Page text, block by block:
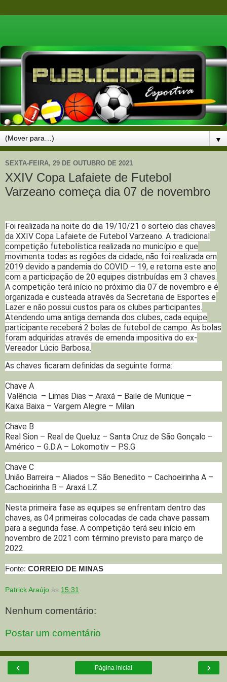
▼
SEXTA-FEIRA, 29 DE OUTUBRO DE 2021
XXIV Copa Lafaiete de Futebol
Varzeano começa dia 07 de novembro
Foi realizada na noite do dia 19/10/21 o sorteio das chaves
da XXIV Copa Lafaiete de Futebol Varzeano. A tradicional
competição futebolística realizada no município e que
movimenta todas as regiões da cidade, não foi realizada em
2019 devido a pandemia do COVID – 19, e retorna este ano
com a participação de 20 equipes distribuídas em 3 chaves.
A competição terá início no próximo dia 07 de novembro e é
organizada e custeada através da Secretaria de Esportes e
Lazer e não possui custos para os clubes participantes.
Atendendo uma antiga demanda dos clubes, cada equipe
participante receberá 2 bolas de futebol de campo. As bolas
foram adquiridas através de emenda impositiva do ex-
Vereador Lúcio Barbosa.
As chaves ficaram definidas da seguinte forma:
Chave A
Valência – Limas Dias – Araxá – Baile de Munique –
Kaixa Baixa – Vargem Alegre – Milan
Chave B
Real Sion – Real de Queluz – Santa Cruz de São Gonçalo –
Américo – G.D.A – Lokomotiv – P.S.G
Chave C
União Barreira – Aliados – São Benedito – Cachoeirinha A –
Cachoeirinha B – Araxá LZ
Nesta primeira fase as equipes se enfrentam dentro das
chaves, as 04 primeiras colocadas de cada chave passam
para a segunda fase. A competição terá seu início em
novembro de 2021 com término previsto para março de
2022.
Fonte: CORREIO DE MINAS
Patrick Araújo às 15:31
Nenhum comentário:
Postar um comentário
‹ ›
Página inicial